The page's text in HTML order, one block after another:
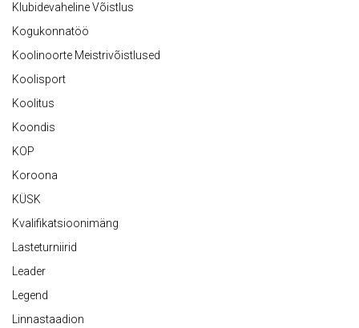
Klubidevaheline Võistlus
Kogukonnatöö
Koolinoorte Meistrivõistlused
Koolisport
Koolitus
Koondis
KOP
Koroona
KÜSK
Kvalifikatsioonimäng
Lasteturniirid
Leader
Legend
Linnastaadion